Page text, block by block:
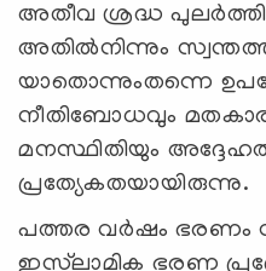
അതീവ ശ്രദ്ധ
അതില്‍നിന്നും
യാതൊന്നുംതന്നെ
നീതിബോധവും
മനസ്ഥിതിയും
പ്രത്യേകതയായിരുന്നു.
പത്തര വര്‍ഷം ഭരണം
ഇസ്‌ലാമിക ഭരണ